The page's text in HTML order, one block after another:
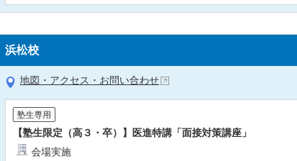
浜松校
地図・アクセス・お問い合わせ
塾生専用
【塾生限定（高３・卒）】医進特講「面接対策講座」
会場実施